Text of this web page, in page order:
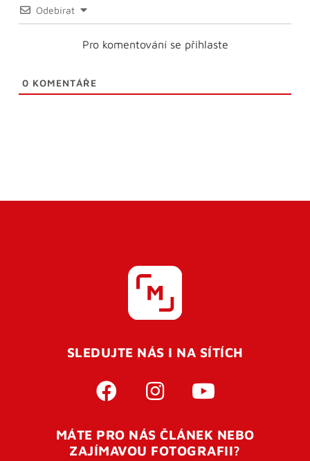
Odebírat
Pro komentování se přihlaste
0 KOMENTÁŘE
SLEDUJTE NÁS I NA SÍTÍCH
MÁTE PRO NÁS ČLÁNEK NEBO
ZAJÍMAVOU FOTOGRAFII?